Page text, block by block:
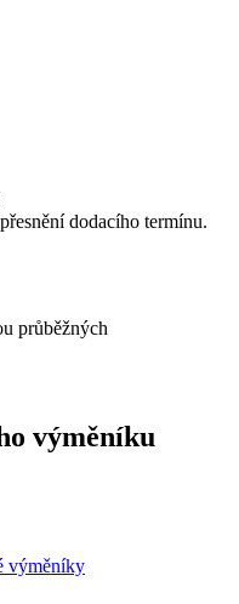
dodacího termínu.
průběžných
výměníku
výměníky